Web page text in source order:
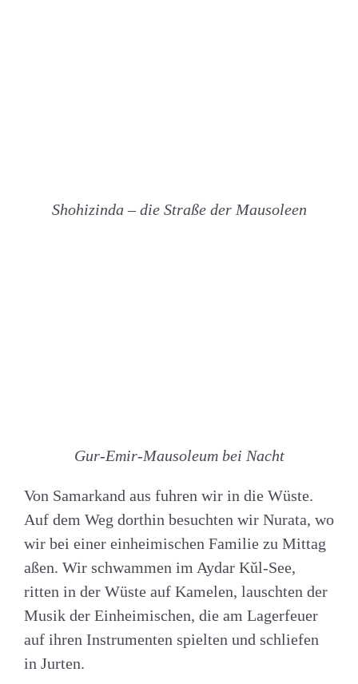
Shohizinda – die Straße der Mausoleen
Gur-Emir-Mausoleum bei Nacht
Von Samarkand aus fuhren wir in die Wüste.
Auf dem Weg dorthin besuchten wir Nurata, wo
wir bei einer einheimischen Familie zu Mittag
aßen. Wir schwammen im Aydar Kŭl-See,
ritten in der Wüste auf Kamelen, lauschten der
Musik der Einheimischen, die am Lagerfeuer
auf ihren Instrumenten spielten und schliefen
in Jurten.